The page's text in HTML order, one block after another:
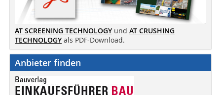
AT SCREENING TECHNOLOGY und AT CRUSHING
TECHNOLOGY als PDF-Download.
Anbieter finden